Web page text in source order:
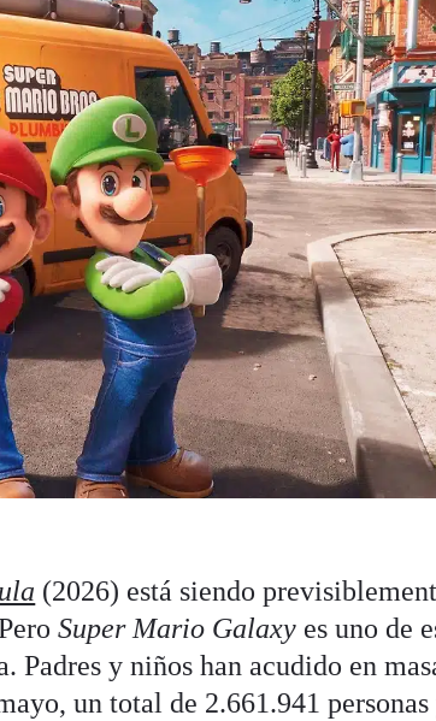
(2026) está siendo
Super Mario Galaxy es uno de
Padres y niños han acudido en
un total de 2.661.941